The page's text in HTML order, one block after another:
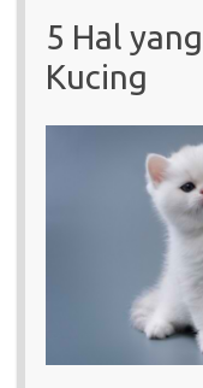
5 Hal
Kucing